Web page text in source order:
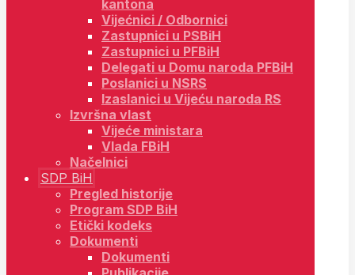
kantona
Vijećnici / Odbornici
Zastupnici u PSBiH
Zastupnici u PFBiH
Delegati u Domu naroda PFBiH
Poslanici u NSRS
Izaslanici u Vijeću naroda RS
Izvršna vlast
Vijeće ministara
Vlada FBiH
Načelnici
SDP BiH
Pregled historije
Program SDP BiH
Etički kodeks
Dokumenti
Dokumenti